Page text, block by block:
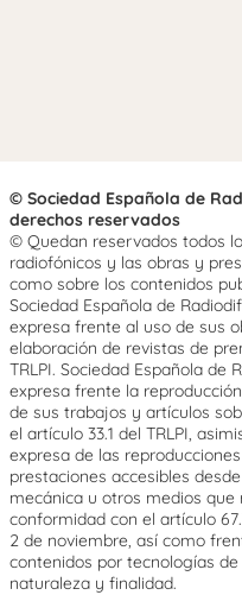
© Sociedad Española de
derechos reservados
© Quedan reservados todos
radiofónicos y las obras y
como sobre los contenidos
Sociedad Española de
expresa frente al uso de sus
elaboración de revistas de
TRLPI. Sociedad Española de
expresa frente la
de sus trabajos y artículos
el artículo 33.1 del TRLPI,
expresa de las
prestaciones accesibles
mecánica u otros medios
conformidad con el artículo
2 de noviembre, así como
contenidos por tecnologías
naturaleza y finalidad.